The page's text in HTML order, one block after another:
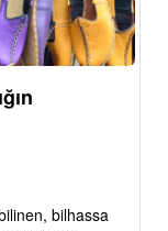
bilhassa